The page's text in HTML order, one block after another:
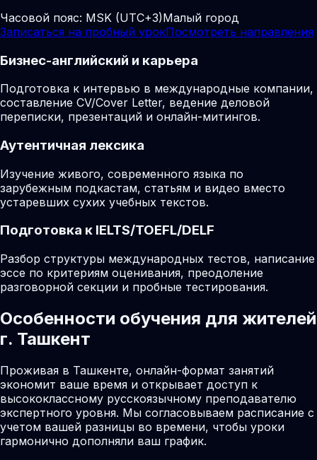
Часовой пояс: MSK (UTC+3)Малый город
Записаться на пробный урокПосмотреть направления
Бизнес-английский и карьера
Подготовка к интервью в международные компании,
составление CV/Cover Letter, ведение деловой
переписки, презентаций и онлайн-митингов.
Аутентичная лексика
Изучение живого, современного языка по
зарубежным подкастам, статьям и видео вместо
устаревших сухих учебных текстов.
Подготовка к IELTS/TOEFL/DELF
Разбор структуры международных тестов, написание
эссе по критериям оценивания, преодоление
разговорной секции и пробные тестирования.
Особенности обучения для жителей
г. Ташкент
Проживая в Ташкенте, онлайн-формат занятий
экономит ваше время и открывает доступ к
высококлассному русскоязычному преподавателю
экспертного уровня. Мы согласовываем расписание с
учетом вашей разницы во времени, чтобы уроки
гармонично дополняли ваш график.